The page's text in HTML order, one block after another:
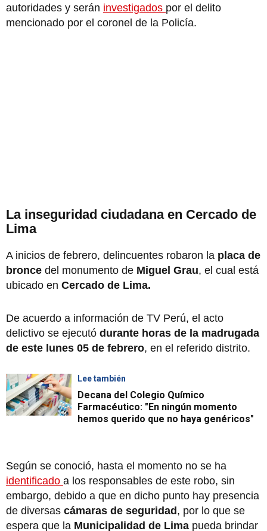
autoridades y serán investigados por el delito
mencionado por el coronel de la Policía.
La inseguridad ciudadana en Cercado de
Lima
A inicios de febrero, delincuentes robaron la placa de
bronce del monumento de Miguel Grau, el cual está
ubicado en Cercado de Lima.
De acuerdo a información de TV Perú, el acto
delictivo se ejecutó durante horas de la madrugada
de este lunes 05 de febrero, en el referido distrito.
Lee también
Decana del Colegio Químico
Farmacéutico: "En ningún momento
hemos querido que no haya genéricos"
Según se conoció, hasta el momento no se ha
identificado a los responsables de este robo, sin
embargo, debido a que en dicho punto hay presencia
de diversas cámaras de seguridad, por lo que se
espera que la Municipalidad de Lima pueda brindar